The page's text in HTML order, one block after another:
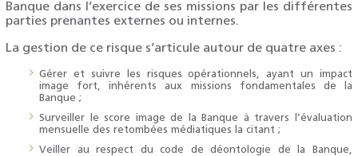
Banque dans l’exercice de ses missions par les différentes
parties prenantes externes ou internes.
La gestion de ce risque s’articule autour de quatre axes :
Gérer et suivre les risques opérationnels, ayant un impact
image fort, inhérents aux missions fondamentales de la
Banque ;
Surveiller le score image de la Banque à travers l’évaluation
mensuelle des retombées médiatiques la citant ;
Veiller au respect du code de déontologie de la Banque,